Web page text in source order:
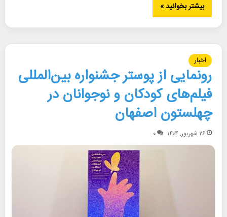
بیشتر بخوانید »
اخبار
رونمایی از پوستر جشنواره بین‌المللی
فیلم‌های کودکان و نوجوانان در
چهلستون اصفهان
۲۶ شهریور, ۱۴۰۴ ۰